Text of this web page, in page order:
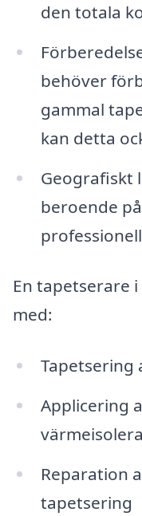
den totala
behöver
gammal
kan detta
Geografiskt
beroende
En tapetserare
med:
Tapetsering
Applicering
Reparation
tapetsering